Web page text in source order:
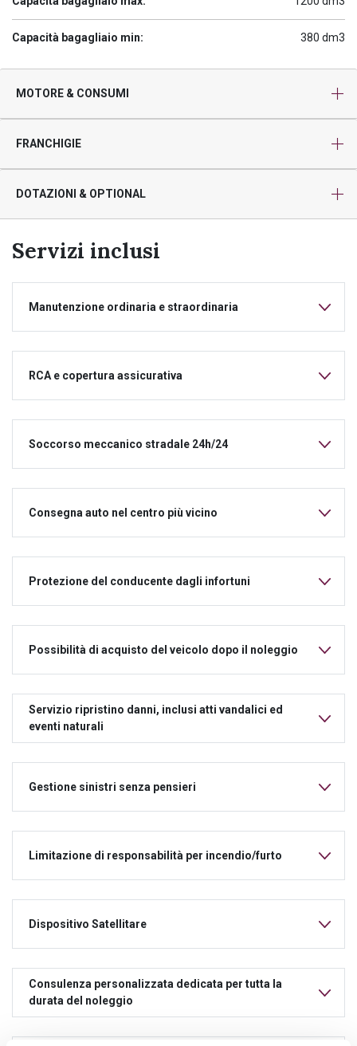
Capacità bagagliaio min: 380 dm3
MOTORE & CONSUMI
FRANCHIGIE
DOTAZIONI & OPTIONAL
Servizi inclusi
Manutenzione ordinaria e straordinaria
RCA e copertura assicurativa
Soccorso meccanico stradale 24h/24
Consegna auto nel centro più vicino
Protezione del conducente dagli infortuni
Possibilità di acquisto del veicolo dopo il noleggio
Servizio ripristino danni, inclusi atti vandalici ed
eventi naturali
Gestione sinistri senza pensieri
Limitazione di responsabilità per incendio/furto
Dispositivo Satellitare
Consulenza personalizzata dedicata per tutta la
durata del noleggio